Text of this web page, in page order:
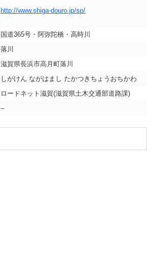
http://www.shiga-douro.jp/sp/
国道365号・阿弥陀橋・高時川
落川
滋賀県長浜市高月町落川
しがけん ながはまし たかつきちょうおちかわ
ロードネット滋賀(滋賀県土木交通部道路課)
–